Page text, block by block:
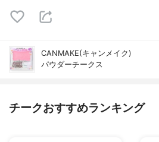
CANMAKE(キャンメイク)
パウダーチークス
チークおすすめランキング